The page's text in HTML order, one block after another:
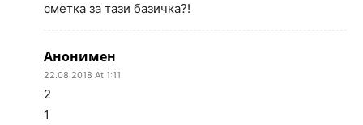
сметка за тази базичка?!
Анонимен
22.08.2018 At 1:11
2
1